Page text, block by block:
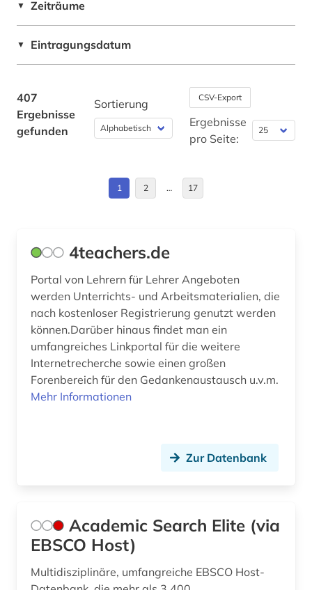
berufsfachschule (1)
berufsoberschule (1)
berufsschule (1)
bewegungsverhalten (1)
bibliografie (16)
bibliographie (8)
bibliothek (1)
bibliothekswissenschaften (2)
bildschirmspiel (1)
bildung (21)
bildungschancen (1)
Hessen (1)
Polen (1)
Rheinland-Pfalz (2)
Sachsen (2)
Schweden (1)
USA (3)
▼ Zeiträume
▼ Eintragungsdatum
407
Ergebnisse
gefunden
Sortierung CSV-Export
Ergebnisse
pro Seite:
1 2 … 17
4teachers.de
Portal von Lehrern für Lehrer Angeboten
werden Unterrichts- und Arbeitsmaterialien, die
nach kostenloser Registrierung genutzt werden
können.Darüber hinaus findet man ein
umfangreiches Linkportal für die weitere
Internetrecherche sowie einen großen
Forenbereich für den Gedankenaustausch u.v.m.
Mehr Informationen
Zur Datenbank
Academic Search Elite (via
EBSCO Host)
Multidisziplinäre, umfangreiche EBSCO Host-